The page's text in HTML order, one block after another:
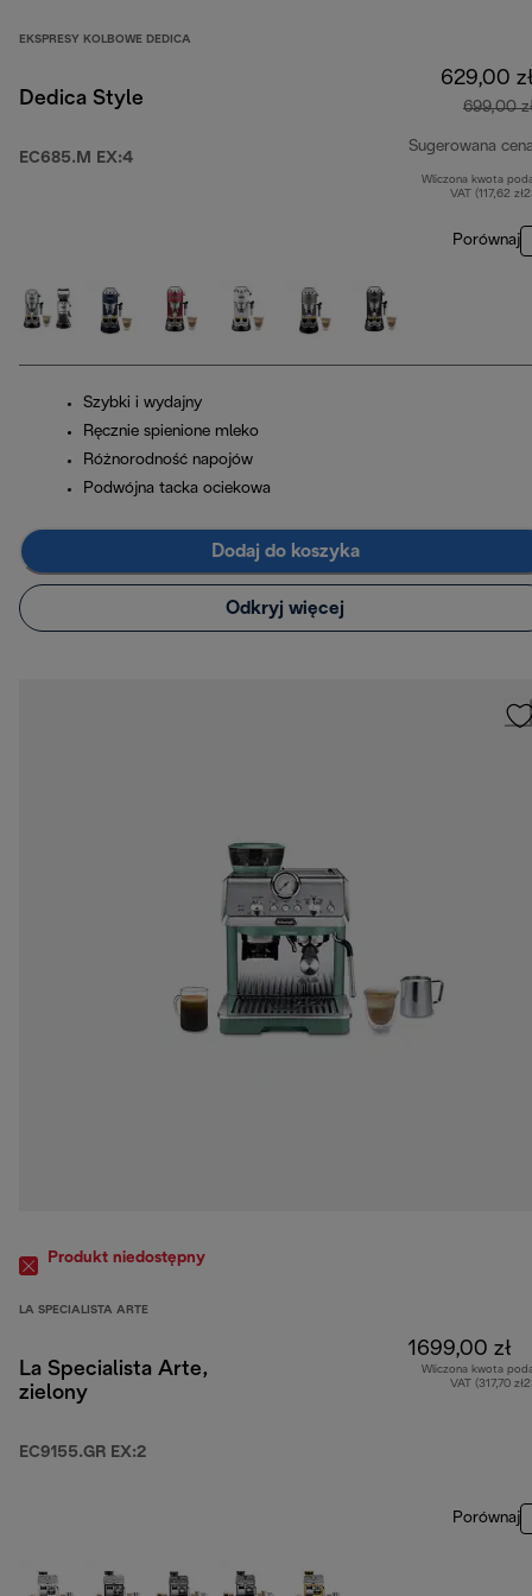
EKSPRESY KOLBOWE DEDICA
Dedica Style
EC685.M EX:4
629,00
699,00
Sugerowana
Wliczona kwota
VAT (117,62
Porównaj
Szybki i wydajny
Ręcznie spienione mleko
Różnorodność napojów
Podwójna tacka ociekowa
Dodaj do koszyka
Odkryj więcej
Produkt niedostępny
LA SPECIALISTA ARTE
La Specialista Arte,
zielony
EC9155.GR EX:2
1699,00 zł
Wliczona kwota
VAT (317,70
Porównaj